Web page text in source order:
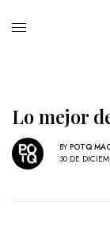
Lo mejor
BY POTQ
30 DE